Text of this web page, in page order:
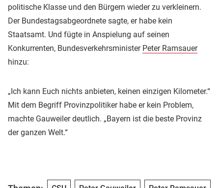
politische Klasse und den Bürgern wieder zu verkleinern.
Der Bundestagsabgeordnete sagte, er habe kein
Staatsamt. Und fügte in Anspielung auf seinen
Konkurrenten, Bundesverkehrsminister Peter Ramsauer
hinzu:
„Ich kann Euch nichts anbieten, keinen einzigen Kilometer.“
Mit dem Begriff Provinzpolitiker habe er kein Problem,
machte Gauweiler deutlich. „Bayern ist die beste Provinz
der ganzen Welt.“